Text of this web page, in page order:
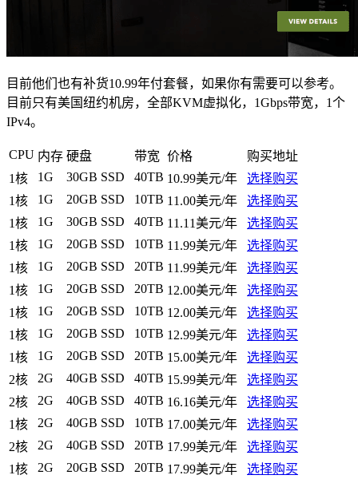
目前他们也有补货10.99年付套餐，如果你有需要可以参考。
目前只有美国纽约机房，全部KVM虚拟化，1Gbps带宽，1个
IPv4。
CPU 内存 硬盘 带宽 价格
购买地址
1核
1G 30GB SSD 40TB 10.99美元/年
选择购买
1核
1G 20GB SSD 10TB 11.00美元/年
选择购买
1核
1G 30GB SSD 40TB 11.11美元/年
选择购买
1核
1G 20GB SSD 10TB 11.99美元/年
选择购买
1核
1G 20GB SSD 20TB 11.99美元/年
选择购买
1核
1G 20GB SSD 20TB 12.00美元/年
选择购买
1核
1G 20GB SSD 10TB 12.00美元/年
选择购买
1核
1G 20GB SSD 10TB 12.99美元/年
选择购买
1核
1G 20GB SSD 20TB 15.00美元/年
选择购买
2核
2G 40GB SSD 40TB 15.99美元/年
选择购买
2核
2G 40GB SSD 40TB 16.16美元/年
选择购买
1核
2G 40GB SSD 10TB 17.00美元/年
选择购买
2核
2G 40GB SSD 20TB 17.99美元/年
选择购买
1核
2G 20GB SSD 20TB 17.99美元/年
选择购买